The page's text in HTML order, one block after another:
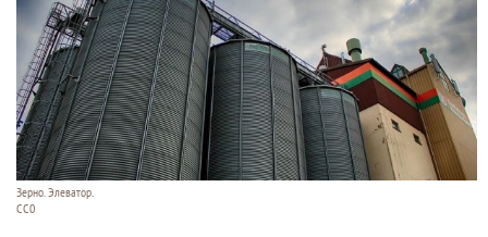
Зерно. Элеватор.
СС0